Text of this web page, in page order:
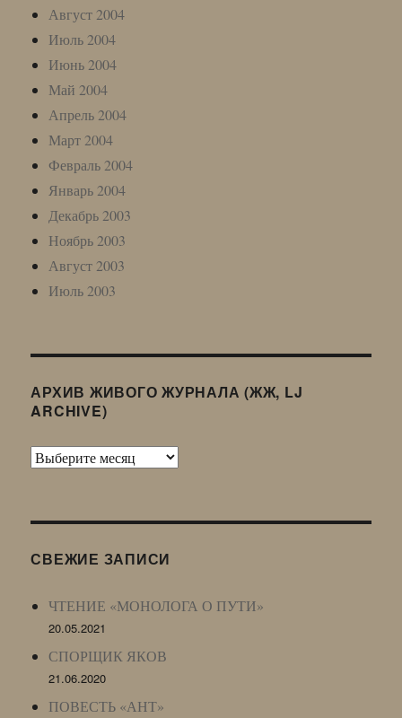
Август 2004
Июль 2004
Июнь 2004
Май 2004
Апрель 2004
Март 2004
Февраль 2004
Январь 2004
Декабрь 2003
Ноябрь 2003
Август 2003
Июль 2003
АРХИВ ЖИВОГО ЖУРНАЛА (ЖЖ, LJ
ARCHIVE)
Архив
LJ
СВЕЖИЕ ЗАПИСИ
ЧТЕНИЕ «МОНОЛОГА О ПУТИ»
20.05.2021
СПОРЩИК ЯКОВ
21.06.2020
ПОВЕСТЬ «АНТ»